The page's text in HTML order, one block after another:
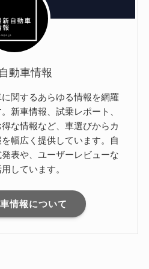
動車情報
関するあらゆる情報を網羅
新車情報、試乗レポート、
な情報など、車選びからカ
幅広く提供しています。自
表や、ユーザーレビューな
しています。
情報について